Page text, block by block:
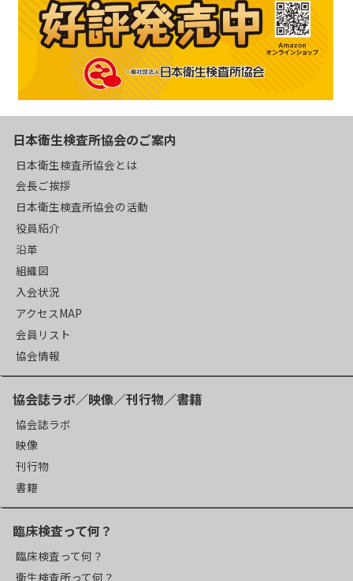
日本衛生検査所協会のご案内
日本衛生検査所協会とは
会長ご挨拶
日本衛生検査所協会の活動
役員紹介
沿革
組織図
入会状況
アクセスMAP
会員リスト
協会情報
協会誌ラボ／映像／刊行物／書籍
協会誌ラボ
映像
刊行物
書籍
臨床検査って何？
臨床検査って何？
衛生検査所って何？